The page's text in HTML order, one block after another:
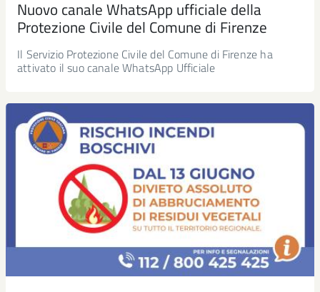
Nuovo canale WhatsApp ufficiale della
Protezione Civile del Comune di Firenze
Il Servizio Protezione Civile del Comune di Firenze ha
attivato il suo canale WhatsApp Ufficiale